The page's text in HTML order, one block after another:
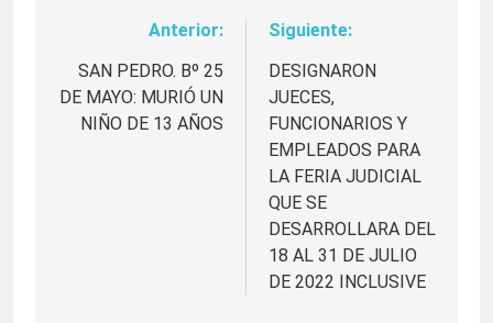
Navegación
de
entradas
Anterior:
SAN PEDRO. Bº 25
DE MAYO: MURIÓ UN
NIÑO DE 13 AÑOS
Siguiente:
DESIGNARON
JUECES,
FUNCIONARIOS Y
EMPLEADOS PARA
LA FERIA JUDICIAL
QUE SE
DESARROLLARA DEL
18 AL 31 DE JULIO
DE 2022 INCLUSIVE